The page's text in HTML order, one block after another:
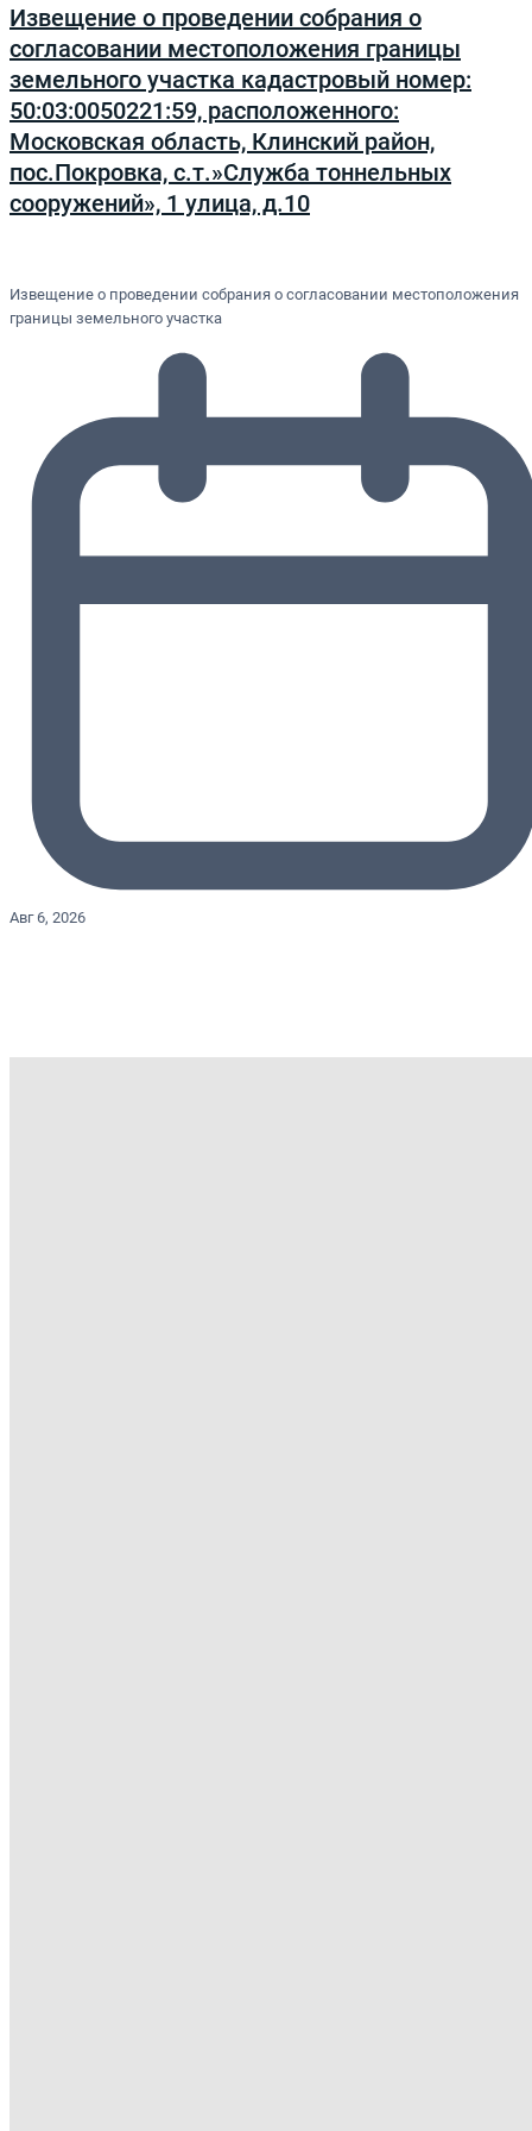
Извещение о проведении собрания о
согласовании местоположения границы
земельного участка кадастровый номер:
50:03:0050221:59, расположенного:
Московская область, Клинский район,
пос.Покровка, с.т.»Служба тоннельных
сооружений», 1 улица, д.10
Извещение о проведении собрания о согласовании местоположения
границы земельного участка
Авг 6, 2026